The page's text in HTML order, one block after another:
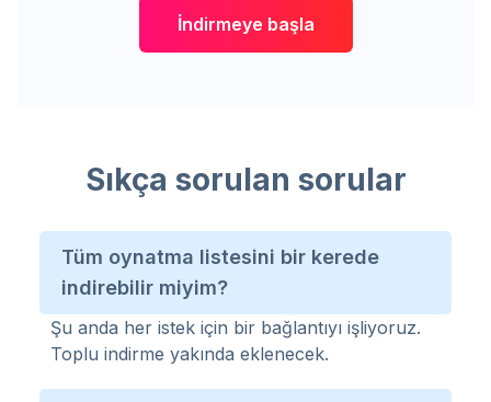
İndirmeye başla
Sıkça sorulan sorular
Tüm oynatma listesini bir kerede
indirebilir miyim?
Şu anda her istek için bir bağlantıyı işliyoruz.
Toplu indirme yakında eklenecek.